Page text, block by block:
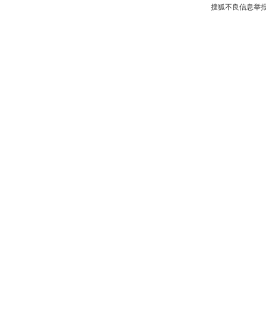
搜狐不良信息举